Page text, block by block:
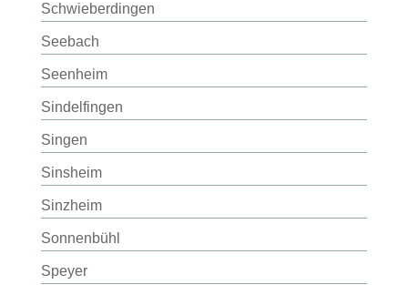
Schwieberdingen
Seebach
Seenheim
Sindelfingen
Singen
Sinsheim
Sinzheim
Sonnenbühl
Speyer